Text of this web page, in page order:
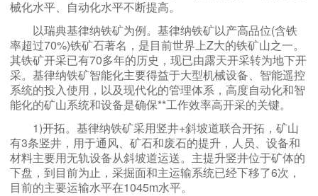
械化水平、自动化水平不断提高。
以瑞典基律纳铁矿为例。基律纳铁矿以产高品位(含铁
率超过70%)铁矿石著名，是目前世界上Z大的铁矿山之一。
其铁矿开采已有70多年的历史，现已由露天开采转为地下开
采。基律纳铁矿智能化主要得益于大型机械设备、智能遥控
系统的投入使用，以及现代化的管理体系，高度自动化和智
能化的矿山系统和设备是确保**工作效率高开采的关键。
1)开拓。基律纳铁矿采用竖井+斜坡道联合开拓，矿山
有3条竖井，用于通风、矿石和废石的提升，人员、设备和
材料主要用无轨设备从斜坡道运送。主提升竖井位于矿体的
下盘，到目前为止，采掘面和主运输系统已经下移了6次，
目前的主要运输水平在1045m水平。